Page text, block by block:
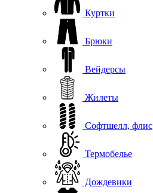
Куртки
Брюки
Вейдерсы
Жилеты
Софтшелл, флис
Термобелье
Дождевики